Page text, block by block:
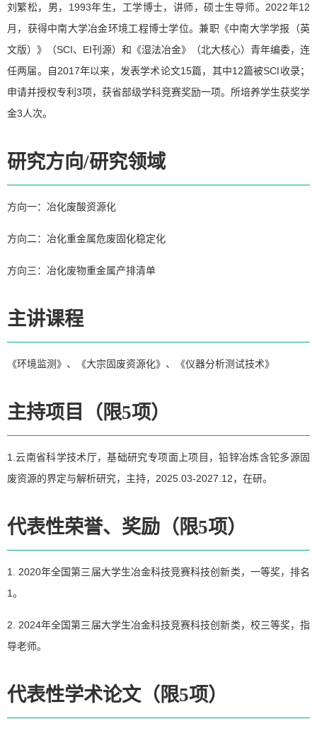
刘繁松，男，1993年生，工学博士，讲师，硕士生导师。2022年12
月，获得中南大学冶金环境工程博士学位。兼职《中南大学学报（英
文版）》（SCI、EI刊源）和《湿法冶金》（北大核心）青年编委，连
任两届。自2017年以来，发表学术论文15篇，其中12篇被SCI收录；
申请并授权专利3项，获省部级学科竞赛奖励一项。所培养学生获奖学
金3人次。
研究方向/研究领域
方向一：冶化废酸资源化
方向二：冶化重金属危废固化稳定化
方向三：冶化废物重金属产排清单
主讲课程
《环境监测》、《大宗固废资源化》、《仪器分析测试技术》
主持项目（限5项）
1.云南省科学技术厅，基础研究专项面上项目，铅锌冶炼含铊多源固
废资源的界定与解析研究，主持，2025.03-2027.12，在研。
代表性荣誉、奖励（限5项）
1. 2020年全国第三届大学生冶金科技竞赛科技创新类，一等奖，排名
1。
2. 2024年全国第三届大学生冶金科技竞赛科技创新类，校三等奖，指
导老师。
代表性学术论文（限5项）